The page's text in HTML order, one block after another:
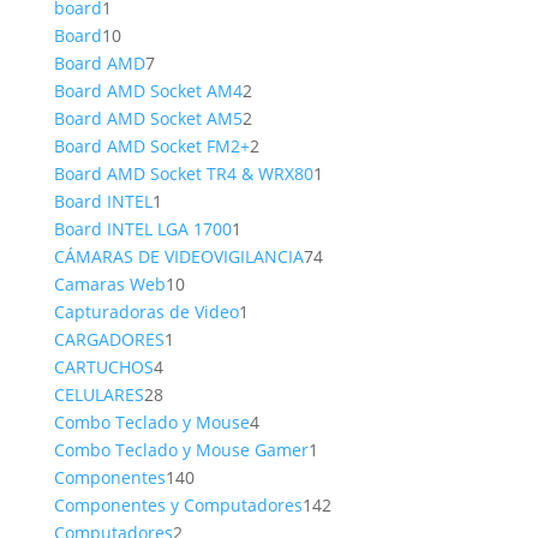
board1
producto
Board1010
productos
Board AMD77
productos
Board AMD Socket AM422
productos
Board AMD Socket AM522
productos
Board AMD Socket FM2+22
productos
Board AMD Socket TR4 & WRX801
Board INTEL1
producto
Board INTEL LGA 17001
producto
CÁMARAS DE VIDEOVIGILANCIA7474
Camaras Web1010
productos
Capturadoras de Video1
CARGADORES1
CARTUCHOS44
productos
CELULARES2828
productos
Combo Teclado y Mouse44
productos
Combo Teclado y Mouse Gamer1
Componentes140140
productos
Componentes y Computadores142142
Computadores22